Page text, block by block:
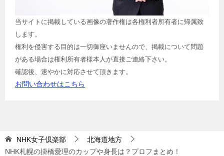
当サイトに掲載している画像の著作権は各権利者所有者に帰属致
します。
権利を侵害する目的は一切御座いませんので、掲載について問題
がある場合は権利所有者様本人が直接ご連絡下さい。
確認後、速やかに対応させて頂きます。
お問い合わせはこちら
NHK女子倶楽部
北海道地方
NHK札幌の掛橋愛理のカップや身長は？プロフまとめ！